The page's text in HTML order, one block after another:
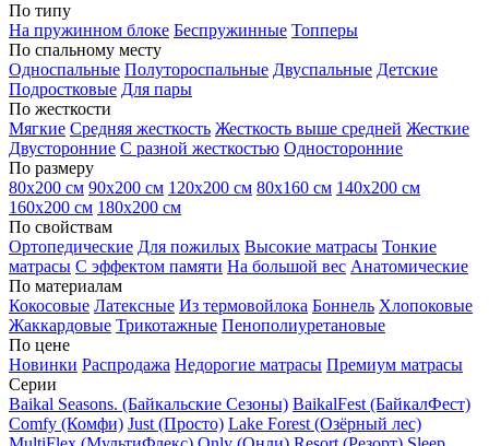
По типу
На пружинном блоке Беспружинные Топперы
По спальному месту
Односпальные Полутороспальные Двуспальные Детские
Подростковые Для пары
По жесткости
Мягкие Средняя жесткость Жесткость выше средней Жесткие
Двусторонние С разной жесткостью Односторонние
По размеру
80х200 см 90х200 см 120х200 см 80х160 см 140х200 см
160х200 см 180х200 см
По свойствам
Ортопедические Для пожилых Высокие матрасы Тонкие
матрасы С эффектом памяти На большой вес Анатомические
По материалам
Кокосовые Латексные Из термовойлока Боннель Хлопоковые
Жаккардовые Трикотажные Пенополиуретановые
По цене
Новинки Распродажа Недорогие матрасы Премиум матрасы
Серии
Baikal Seasons. (Байкальские Сезоны) BaikalFest (БайкалФест)
Comfy (Комфи) Just (Просто) Lake Forest (Озёрный лес)